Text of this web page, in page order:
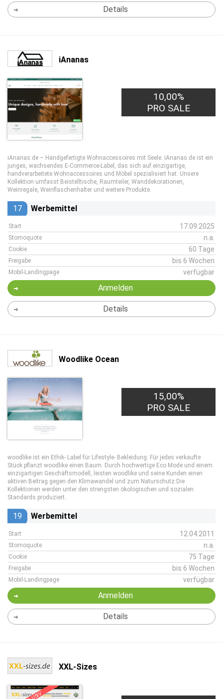
Details
iAnanas
10,00%
PRO SALE
iAnanas.de – Handgefertigte Wohnaccessoires mit Seele. iAnanas.de ist ein
junges, wachsendes E-Commerce-Label, das sich auf einzigartige,
handverarbeitete Wohnaccessoires und Möbel spezialisiert hat. Unsere
Kollektion umfasst Beistelltische, Raumteiler, Wanddekorationen,
Weinregale, Weinflaschenhalter und weitere Produkte.
17 Werbemittel
Start 17.09.2025
Stornoquote n.a.
Cookie 60 Tage
Freigabe bis 6 Wochen
Mobil-Landingpage verfügbar
Anmelden
Details
Woodlike Ocean
15,00%
PRO SALE
woodlike ist ein Ethik- Label für Lifestyle- Bekleidung. Für jedes verkaufte
Stück pflanzt woodlike einen Baum. Durch hochwertige Eco Mode und einem
einzigartigen Geschäftsmodell, leisten woodlike und seine Kunden einen
aktiven Beitrag gegen den Klimawandel und zum Naturschutz.Die
Kollektionen werden unter den strengsten ökologischen und sozialen
Standards produziert.
19 Werbemittel
Start 12.04.2011
Stornoquote n.a.
Cookie 75 Tage
Freigabe bis 6 Wochen
Mobil-Landingpage verfügbar
Anmelden
Details
XXL-Sizes